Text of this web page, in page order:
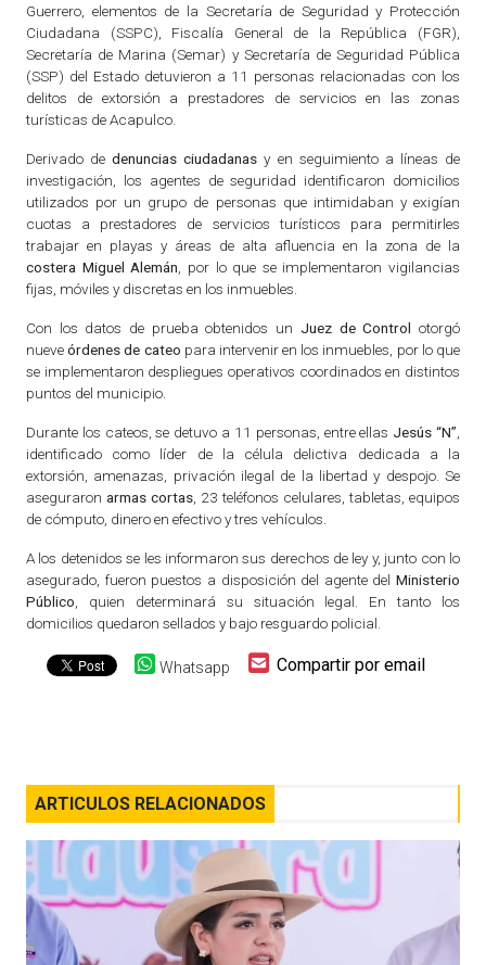
Guerrero, elementos de la Secretaría de Seguridad y Protección
Ciudadana (SSPC), Fiscalía General de la República (FGR),
Secretaría de Marina (Semar) y Secretaría de Seguridad Pública
(SSP) del Estado detuvieron a 11 personas relacionadas con los
delitos de extorsión a prestadores de servicios en las zonas
turísticas de Acapulco.
Derivado dedenuncias ciudadanas y en seguimiento a líneas de
investigación, los agentes de seguridad identificaron domicilios
utilizados por un grupo de personas que intimidaban y exigían
cuotas a prestadores de servicios turísticos para permitirles
trabajar en playas y áreas de alta afluencia en la zona de la
costera Miguel Alemán , por lo que se implementaron vigilancias
fijas, móviles y discretas en los inmuebles.
Con los datos de prueba obtenidos un Juez de Control otorgó
nueveórdenes de cateo para intervenir en los inmuebles, por lo que
se implementaron despliegues operativos coordinados en distintos
puntos del municipio.
Durante los cateos, se detuvo a 11 personas, entre ellas Jesús “N”
identificado como líder de la célula delictiva dedicada a la
extorsión, amenazas, privación ilegal de la libertad y despojo. Se
aseguraron armas cortas , 23 teléfonos celulares, tabletas, equipos
de cómputo, dinero en efectivo y tres vehículos.
A los detenidos se les informaron sus derechos de ley y, junto con lo
asegurado, fueron puestos a disposición del agente del Ministerio
Público , quien determinará su situación legal. En tanto los
domicilios quedaron sellados y bajo resguardo policial.
Whatsapp Compartir por email
ARTICULOS RELACIONADOS